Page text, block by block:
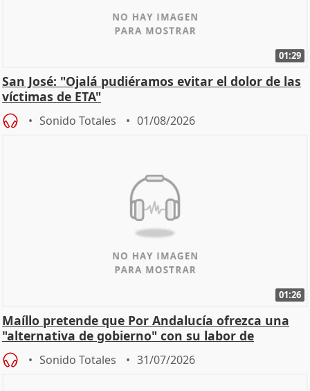
01:29
San José: "Ojalá pudiéramos evitar el dolor de las
víctimas de ETA"
Sonido Totales 01/08/2026
01:26
Maíllo pretende que Por Andalucía ofrezca una
"alternativa de gobierno" con su labor de
oposición
Sonido Totales 31/07/2026